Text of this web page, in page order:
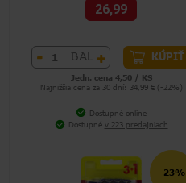
26,99
- BAL + KÚPIŤ
Jedn. cena 4,50 / KS
Najnižšia cena za 30 dní: 34,99 € (-22%)
Dostupné online
Dostupné v 223 predajniach
-23%